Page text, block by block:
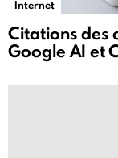
Internet
Citations des
Google AI et